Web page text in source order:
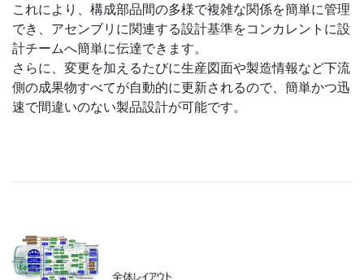
これにより、構成部品間の多様で複雑な関係を簡単に管理
でき、アセンブリに関連する設計基準をコンカレントに設
計チームへ簡単に伝達できます。
さらに、変更を加えるたびに生産図面や製造情報など下流
側の成果物すべてが自動的に更新されるので、簡単かつ迅
速で間違いのない製品設計が可能です。